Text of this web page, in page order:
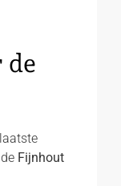
Fijnhout